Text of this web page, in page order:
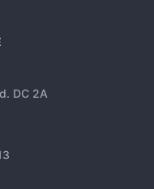
DC 2A